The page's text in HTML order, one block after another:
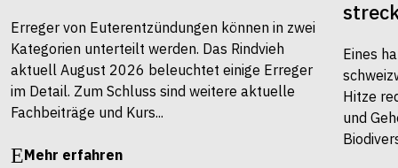
Erreger von Euterentzündungen können in zwei
Kategorien unterteilt werden. Das Rindvieh
aktuell August 2026 beleuchtet einige Erreger
im Detail. Zum Schluss sind weitere aktuelle
Fachbeiträge und Kurs...
Mehr erfahren
Eines
Hitze
und